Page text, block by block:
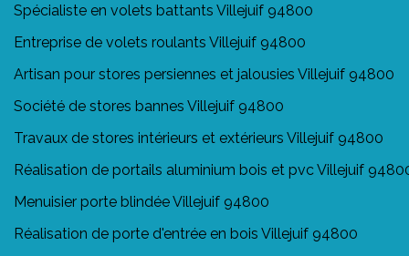
Spécialiste en volets battants Villejuif 94800
Entreprise de volets roulants Villejuif 94800
Artisan pour stores persiennes et jalousies Villejuif 94800
Société de stores bannes Villejuif 94800
Travaux de stores intérieurs et extérieurs Villejuif 94800
Réalisation de portails aluminium bois et pvc Villejuif
Menuisier porte blindée Villejuif 94800
Réalisation de porte d'entrée en bois Villejuif 94800